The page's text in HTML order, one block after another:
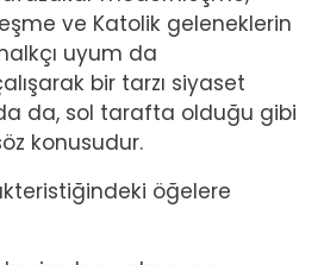
ve Katolik geleneklerin
uyum da
bir tarzı siyaset
da, sol tarafta olduğu gibi
konusudur.
öğelere